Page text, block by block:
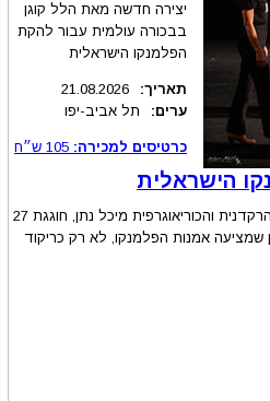
יצירה חדשה מאת הלל קוגן
בבכורה עולמית עבור להקת
הפלמנקו הישראלית
תאריך:
21.08.2026
ערים:
תל אביב-יפו
כרטיסים למכירה: 105 ש״ח
הישראלית
להקת הפלמנקו הישראלית, מייסודה וניהולה האמנותי של הרקדנית והכוריאוגרפית מיכל נתן, חוגגת 27
אמנות הפלמנקו, לא רק כריקוד